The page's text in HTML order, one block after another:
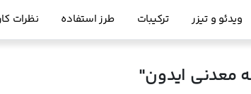
ویدئو و تیزر ترکیبات طرز استفاده نظرات
معدنی ایدون"